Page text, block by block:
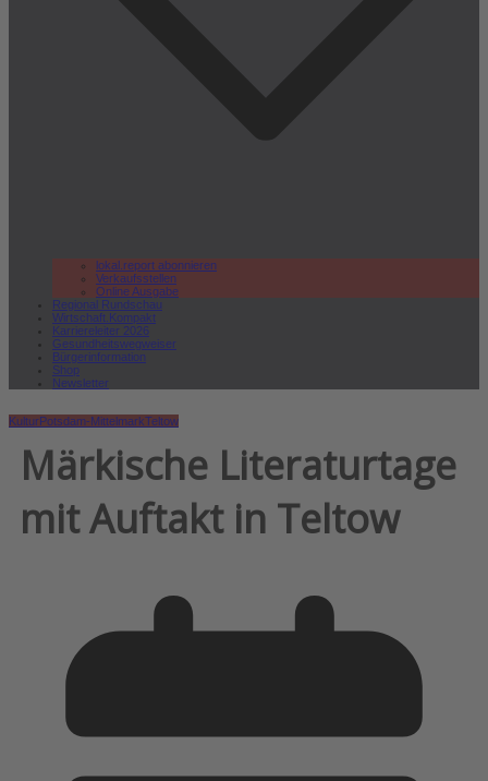
lokal.report abonnieren
Verkaufsstellen
Online Ausgabe
Regional Rundschau
Wirtschaft.Kompakt
Karriereleiter 2026
Gesundheitswegweiser
Bürgerinformation
Shop
Newsletter
KulturPotsdam-MittelmarkTeltow
Märkische Literaturtage
mit Auftakt in Teltow